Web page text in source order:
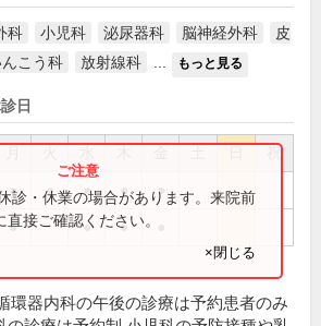
科 小児科 泌尿器科 脳神経外科
皮
こう科 放射線科 もっと見る
日
祝
● ● ● ● ●
● ● ●
診・休業の場合があります。来院前
接ご確認ください。
×閉じる
環器内科の午後の診療は予約患者のみ